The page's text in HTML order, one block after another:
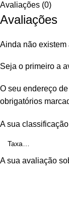
Avaliações (0)
Avaliações
Ainda não existem
Seja o primeiro a
O seu endereço
obrigatórios
A sua classificação
A sua avaliação